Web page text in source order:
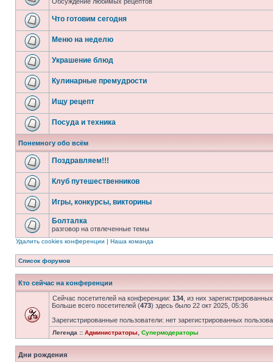
Что готовим сегодня
Меню на неделю
Украшение блюд
Кулинарные премудрости
Ищу рецепт
Посуда и техника
Понемногу обо всём
Поздравляем!!!
Клуб путешественников
Игры, конкурсы, викторины
Болталка
разговор на отвлеченные темы
Удалить cookies конференции | Наша команда
Список форумов
Кто сейчас на конференции
Сейчас посетителей на конференции: 134 , из них
Больше всего посетителей (473) здесь было 22 окт 2025, 05:36
Зарегистрированные пользователи: нет зарегистрированных
Легенда :: Администраторы Супермодераторы
Дни рождения